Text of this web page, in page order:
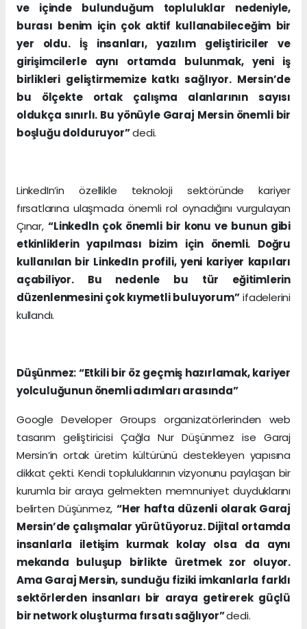
ve içinde bulunduğum topluluklar nedeniyle,
burası benim için çok aktif kullanabileceğim bir
yer oldu. İş insanları, yazılım geliştiriciler ve
girişimcilerle aynı ortamda bulunmak, yeni iş
birlikleri geliştirmemize katkı sağlıyor. Mersin’de
bu ölçekte ortak çalışma alanlarının sayısı
oldukça sınırlı. Bu yönüyle Garaj Mersin önemli bir
boşluğu dolduruyor”dedi.
LinkedIn’in özellikle teknoloji sektöründe kariyer
fırsatlarına ulaşmada önemli rol oynadığını vurgulayan
Çınar,“Linkedln çok önemli bir konu ve bunun gibi
etkinliklerin yapılması bizim için önemli. Doğru
kullanılan bir LinkedIn profili, yeni kariyer kapıları
açabiliyor. Bu nedenle bu tür eğitimlerin
düzenlenmesini çok kıymetli buluyorum”ifadelerini
kullandı.
Düşünmez: “Etkili bir öz geçmiş hazırlamak, kariyer
yolculuğunun önemli adımları arasında”
Google Developer Groups organizatörlerinden web
tasarım geliştiricisi Çağla Nur Düşünmez ise Garaj
Mersin’in ortak üretim kültürünü destekleyen yapısına
dikkat çekti. Kendi topluluklarının vizyonunu paylaşan bir
kurumla bir araya gelmekten memnuniyet duyduklarını
belirten Düşünmez, “Her hafta düzenli olarak Garaj
Mersin’de çalışmalar yürütüyoruz. Dijital ortamda
insanlarla iletişim kurmak kolay olsa da aynı
mekanda buluşup birlikte üretmek zor oluyor.
Ama Garaj Mersin, sunduğu fiziki imkanlarla farklı
sektörlerden insanları bir araya getirerek güçlü
bir network oluşturma fırsatı sağlıyor”dedi.